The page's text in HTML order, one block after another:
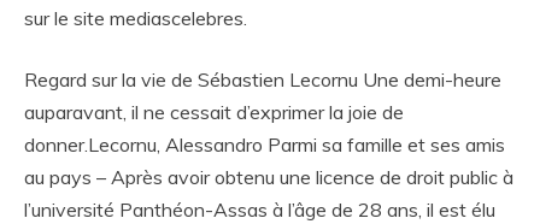
sur le site mediascelebres.
Regard sur la vie de Sébastien Lecornu Une demi-heure
auparavant, il ne cessait d’exprimer la joie de
donner.Lecornu, Alessandro Parmi sa famille et ses amis
au pays – Après avoir obtenu une licence de droit public à
l’université Panthéon-Assas à l’âge de 28 ans, il est élu